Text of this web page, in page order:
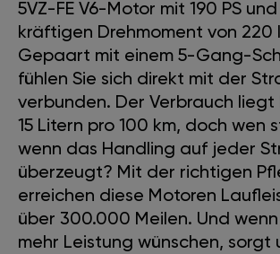
5VZ-FE V6-Motor mit 190 PS
kräftigen Drehmoment von 220
Gepaart mit einem 5-Gang-
fühlen Sie sich direkt mit der
verbunden. Der Verbrauch liegt
15 Litern pro 100 km, doch wen
wenn das Handling auf jeder
überzeugt? Mit der richtigen
erreichen diese Motoren
über 300.000 Meilen. Und wenn
mehr Leistung wünschen, sorgt